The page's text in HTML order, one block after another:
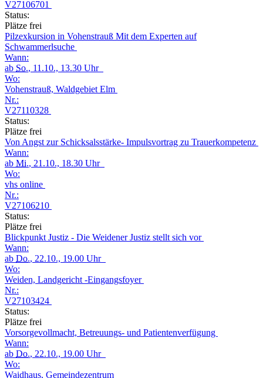
V27106701
Status:
Plätze frei
Pilzexkursion in Vohenstrauß Mit dem Experten auf
Schwammerlsuche
Wann:
ab So., 11.10., 13.30 Uhr
Wo:
Vohenstrauß, Waldgebiet Elm
Nr.:
V27110328
Status:
Plätze frei
Von Angst zur Schicksalsstärke- Impulsvortrag zu Trauerkompetenz
Wann:
ab Mi., 21.10., 18.30 Uhr
Wo:
vhs online
Nr.:
V27106210
Status:
Plätze frei
Blickpunkt Justiz - Die Weidener Justiz stellt sich vor
Wann:
ab Do., 22.10., 19.00 Uhr
Wo:
Weiden, Landgericht -Eingangsfoyer
Nr.:
V27103424
Status:
Plätze frei
Vorsorgevollmacht, Betreuungs- und Patientenverfügung
Wann:
ab Do., 22.10., 19.00 Uhr
Wo:
Waidhaus, Gemeindezentrum